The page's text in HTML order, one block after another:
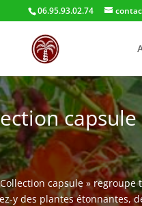
06.95.93.02.74
capsule
capsule »
y des plantes étonnantes,